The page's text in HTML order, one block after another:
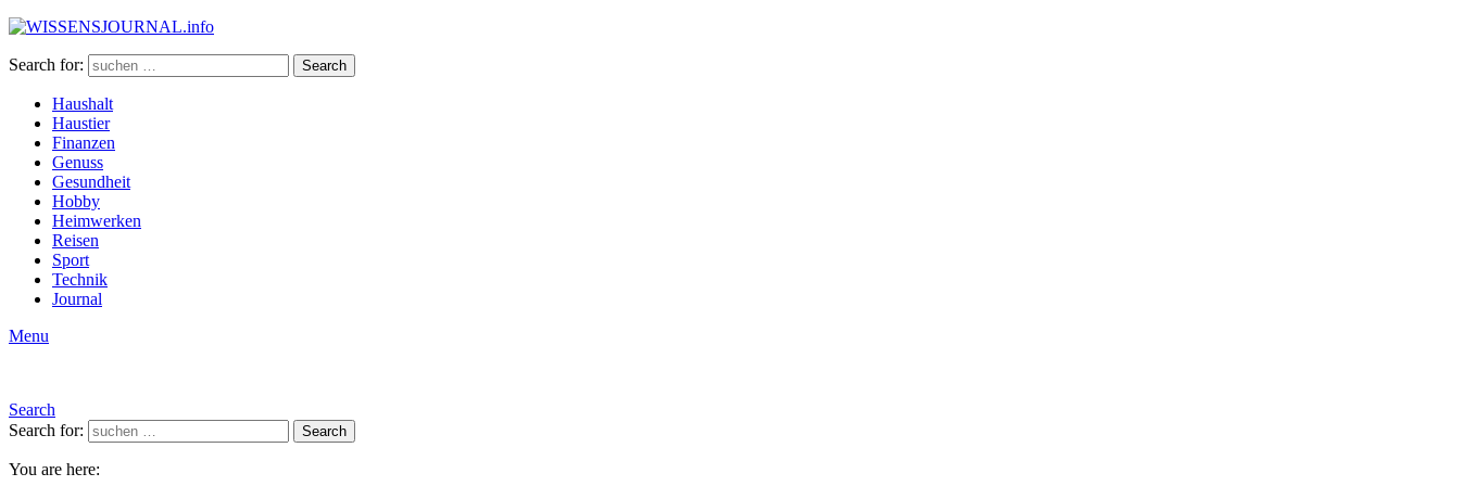
Search for: Search
Haushalt
Haustier
Finanzen
Genuss
Gesundheit
Hobby
Heimwerken
Reisen
Sport
Technik
Journal
Menu
Search
Search for:
Search
You are here: